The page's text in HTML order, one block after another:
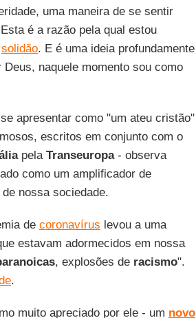
uma maneira de se sentir
é a razão pela qual estou
solidão. E é uma ideia profundamente
naquele momento sou como
apresentar como "um ateu cristão"
escritos em conjunto com o
pela Transeuropa- observa
como um amplificador de
nossa sociedade.
de coronavírus levou a uma
estavam adormecidos em nossa
, explosões de racismo".
.
muito apreciado por ele - um novo